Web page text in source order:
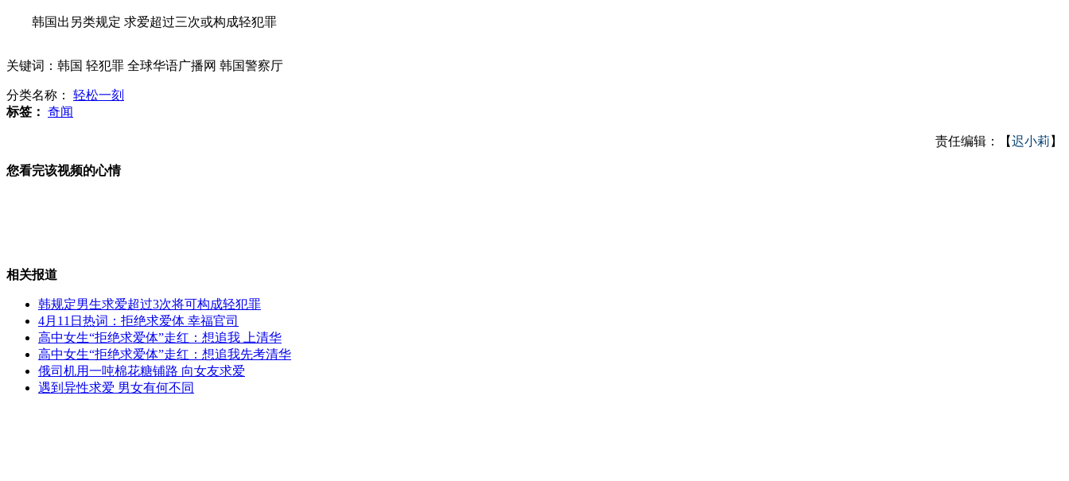
《钢铁侠3》曝唐尼在华独家画面
五省警方联手破获特大制售假发票案
巴格达咖啡馆遭自杀式爆炸袭击 近80人伤亡
沪深两市放量大涨 沪指重回2200点上方
山西运城恶犬咬伤多人 警民合力深夜将其击毙
韩国出另类规定 求爱超过三次或构成轻犯罪
关键词：韩国 轻犯罪 全球华语广播网 韩国警察厅
分类名称： 轻松一刻
标签： 奇闻
责任编辑：【迟小莉 】
您看完该视频的心情
相关报道
韩规定男生求爱超过3次将可构成轻犯罪
4月11日热词：拒绝求爱体 幸福官司
高中女生“拒绝求爱体”走红：想追我 上清华
高中女生“拒绝求爱体”走红：想追我先考清华
俄司机用一吨棉花糖铺路 向女友求爱
遇到异性求爱 男女有何不同